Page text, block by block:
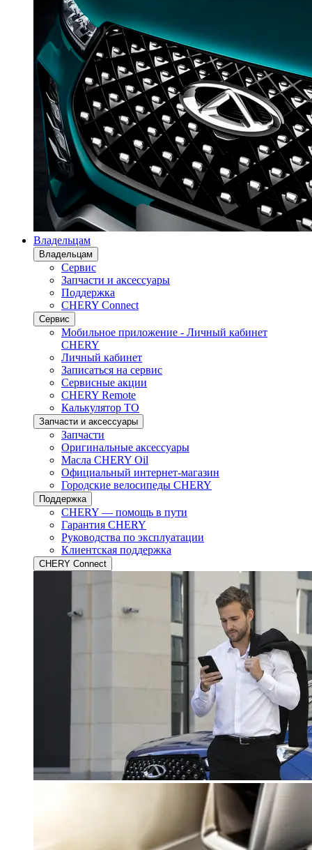
Владельцам
Владельцам
Сервис
Запчасти и аксессуары
Поддержка
CHERY Connect
Сервис
Мобильное приложение - Личный кабинет
CHERY
Личный кабинет
Записаться на сервис
Сервисные акции
CHERY Remote
Калькулятор ТО
Запчасти и аксессуары
Запчасти
Оригинальные аксессуары
Масла CHERY Oil
Официальный интернет-магазин
Городские велосипеды CHERY
Поддержка
CHERY — помощь в пути
Гарантия CHERY
Руководства по эксплуатации
Клиентская поддержка
CHERY Connect